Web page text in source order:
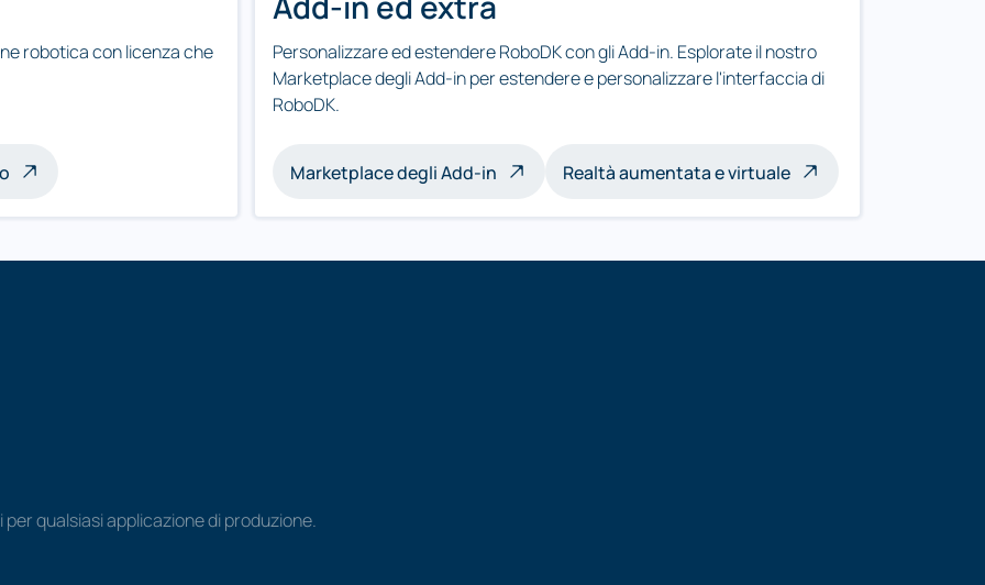
robotica con licenza che
Personalizzare ed estendere RoboDK con gli Add-in. Esplorate il nostro
Marketplace degli Add-in per estendere e personalizzare l'interfaccia di
RoboDK.
Marketplace degli Add-in Realtà aumentata e virtuale
qualsiasi applicazione di produzione.